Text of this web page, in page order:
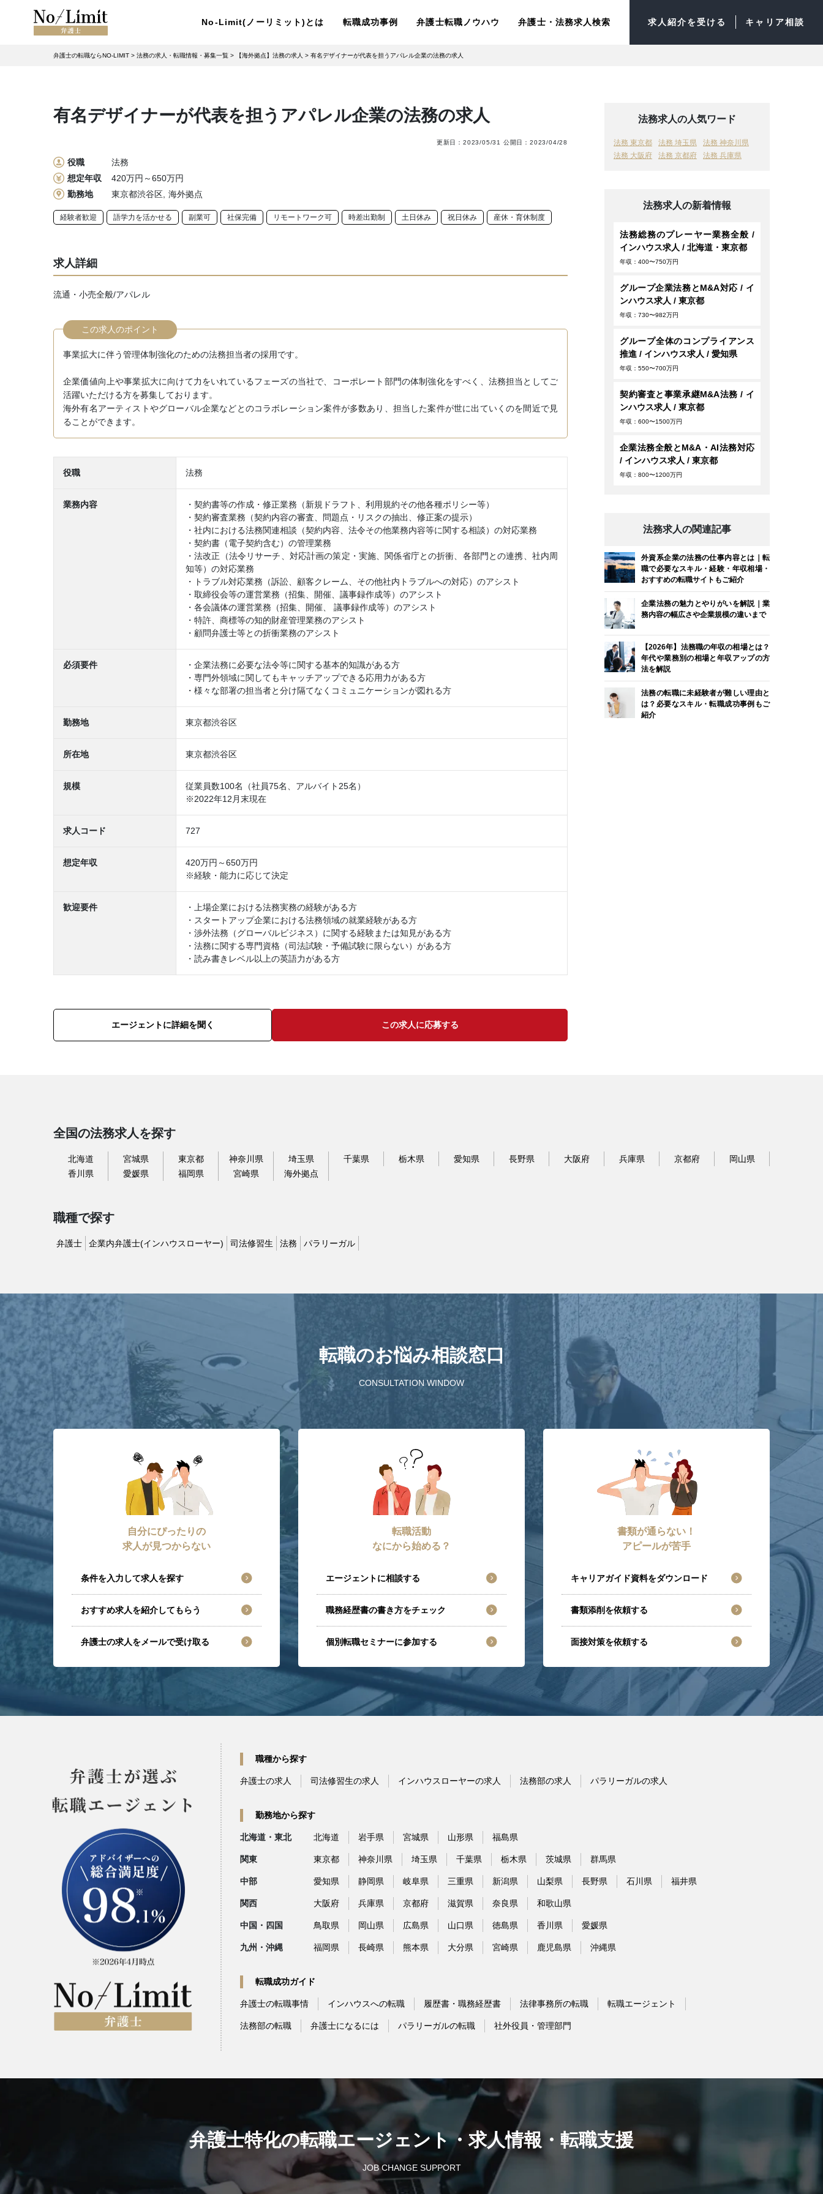
No-Limit(ノーリミット)とは 転職成功事例 弁護士転職ノウハウ 弁護士・法務求人検索 求人紹介を受ける キャリア相談
弁護士の転職ならNO-LIMIT > 法務の求人・転職情報・募集一覧 > 【海外拠点】法務の求人 > 有名デザイナーが代表を担うアパレル企業の法務の求人
有名デザイナーが代表を担うアパレル企業の法務の求人
更新日： 2023/05/31 公開日： 2023/04/28
役職
法務
想定年収
420万円～650万円
勤務地
東京都渋谷区 海外拠点
経験者歓迎 語学力を活かせる 副業可 社保完備 リモートワーク可 時差出勤制 土日休み 祝日休み 産休・育休制度
求人詳細
流通・小売全般/アパレル
この求人のポイント
事業拡大に伴う管理体制強化のための法務担当者の採用です。
企業価値向上や事業拡大に向けて力をいれているフェーズの当社で、コーポレート部門の体制強化をすべく、法務担当としてご
活躍いただける方を募集しております。
海外有名アーティストやグローバル企業などとのコラボレーション案件が多数あり、担当した案件が世に出ていくのを間近で見
ることができます。
役職 法務
業務内容
・契約書等の作成・修正業務（新規ドラフト、利用規約その他各種ポリシー等）
・契約審査業務（契約内容の審査、問題点・リスクの抽出、修正案の提示）
・社内における法務関連相談（契約内容、法令その他業務内容等に関する相談）の対応業務
・契約書（電子契約含む）の管理業務
・法改正（法令リサーチ、対応計画の策定・実施、関係省庁との折衝、各部門との連携、社内周
知等）の対応業務
・トラブル対応業務（訴訟、顧客クレーム、その他社内トラブルへの対応）のアシスト
・取締役会等の運営業務（招集、開催、議事録作成等）のアシスト
・各会議体の運営業務（招集、開催、 議事録作成等）のアシスト
・特許、商標等の知的財産管理業務のアシスト
・顧問弁護士等との折衝業務のアシスト
必須要件
・企業法務に必要な法令等に関する基本的知識がある方
・専門外領域に関してもキャッチアップできる応用力がある方
・様々な部署の担当者と分け隔てなくコミュニケーションが図れる方
勤務地 東京都渋谷区
所在地 東京都渋谷区
規模
従業員数100名（社員75名、アルバイト25名）
※2022年12月末現在
求人コード 727
想定年収
420万円～650万円
※経験・能力に応じて決定
歓迎要件
・上場企業における法務実務の経験がある方
・スタートアップ企業における法務領域の就業経験がある方
・渉外法務（グローバルビジネス）に関する経験または知見がある方
・法務に関する専門資格（司法試験・予備試験に限らない）がある方
・読み書きレベル以上の英語力がある方
エージェントに詳細を聞く この求人に応募する
法務求人の人気ワード
法務 東京都 法務 埼玉県
法務 神奈川県
法務 大阪府
法務 京都府 法務 兵庫県
法務求人の新着情報
法務総務のプレーヤー業務全般 /
インハウス求人 / 北海道・東京都
年収：400〜750万円
グループ企業法務とM&A対応 / イ
ンハウス求人 / 東京都
年収：730〜982万円
グループ全体のコンプライアンス
推進 / インハウス求人 / 愛知県
年収：550〜700万円
契約審査と事業承継M&A法務 / イ
ンハウス求人 / 東京都
年収：600〜1500万円
企業法務全般とM&A・AI法務対応
/ インハウス求人 / 東京都
年収：800〜1200万円
法務求人の関連記事
外資系企業の法務の仕事内容とは｜転
職で必要なスキル・経験・年収相場・
おすすめの転職サイトもご紹介
企業法務の魅力とやりがいを解説｜業
務内容の幅広さや企業規模の違いまで
【2026年】法務職の年収の相場とは？
年代や業務別の相場と年収アップの方
法を解説
法務の転職に未経験者が難しい理由と
は？必要なスキル・転職成功事例もご
紹介
全国の法務求人を探す
北海道 宮城県 東京都 神奈川県 埼玉県 千葉県 栃木県 愛知県 長野県 大阪府 兵庫県 京都府
岡山県
香川県
愛媛県 福岡県 宮崎県 海外拠点
職種で探す
弁護士 企業内弁護士(インハウスローヤー) 司法修習生 法務 パラリーガル
CONSULTATION WINDOW
転職のお悩み相談窓口
自分にぴったりの
求人が見つからない
条件を入力して求人を探す
おすすめ求人を紹介してもらう
弁護士の求人をメールで受け取る
転職活動
なにから始める？
エージェントに相談する
職務経歴書の書き方をチェック
個別転職セミナーに参加する
書類が通らない！
アピールが苦手
キャリアガイド資料をダウンロード
書類添削を依頼する
面接対策を依頼する
職種から探す
弁護士の求人 司法修習生の求人 インハウスローヤーの求人 法務部の求人 パラリーガルの求人
勤務地から探す
北海道・東北 北海道 岩手県 宮城県 山形県 福島県
関東 東京都 神奈川県 埼玉県 千葉県 栃木県 茨城県 群馬県
中部 愛知県 静岡県 岐阜県 三重県 新潟県 山梨県 長野県 石川県 福井県
関西 大阪府 兵庫県 京都府 滋賀県 奈良県 和歌山県
中国・四国 鳥取県 岡山県 広島県 山口県 徳島県 香川県 愛媛県
九州・沖縄 福岡県 長崎県 熊本県 大分県 宮崎県 鹿児島県 沖縄県
転職成功ガイド
弁護士の転職事情 インハウスへの転職 履歴書・職務経歴書 法律事務所の転職 転職エージェント
法務部の転職 弁護士になるには パラリーガルの転職 社外役員・管理部門
JOB CHANGE SUPPORT
弁護士特化の転職エージェント・求人情報・転職支援